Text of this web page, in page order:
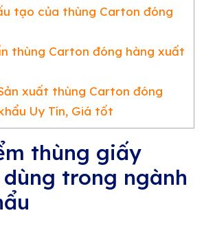
tạo của thùng Carton đóng
thùng Carton đóng hàng xuất
xuất thùng Carton đóng
Uy Tín, Giá tốt
thùng giấy
trong ngành